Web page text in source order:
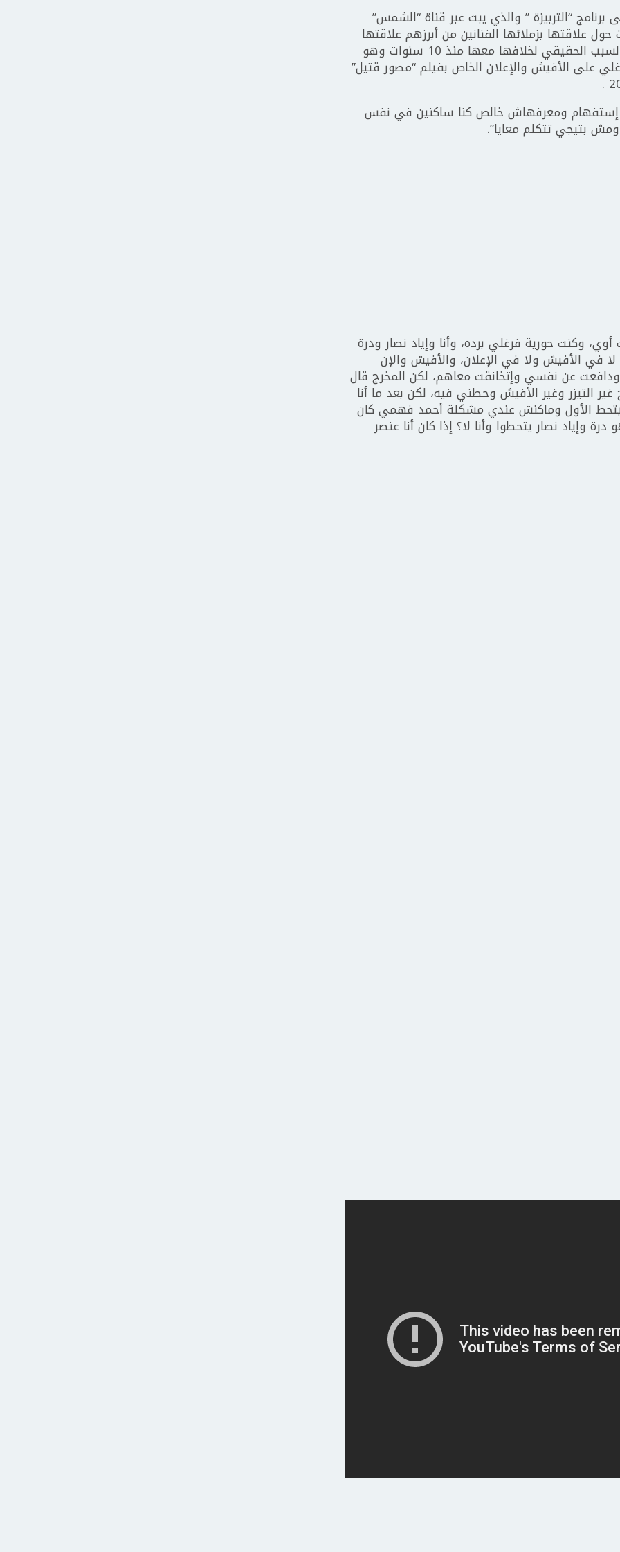
“التربيزة ” والذي يبث عبر قناة “الشمس”
علاقتها بزملائها الفنانين من أبرزهم علاقتها
بزميلتها الفنانة التونسية درة حيث كشفت السبب الحقيقي لخلافها معها منذ 10 سنوات وهو
على الأفيش والإعلان الخاص بفيلم “مصور قتيل”
إستفهام ومعرفهاش خالص كنا ساكنين في نفس
بتيجي تتكلم معايا”.
وكنت حورية فرغلي برده، وأنا وإياد نصار ودرة
الأفيش ولا في الإعلان، والأفيش والإن
ودافعت عن نفسي وإتخانقت معاهم، لكن المخرج قال
التيزر وغير الأفيش وحطني فيه، لكن بعد ما أنا
الأول وماكنش عندي مشكلة أحمد فهمي كان
وإياد نصار يتحطوا وأنا لا؟ إذا كان أنا عنصر